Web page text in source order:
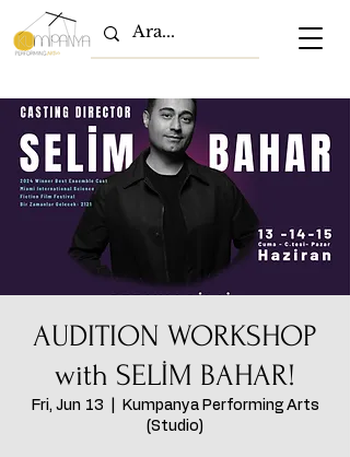
AUDITION WORKSHOP
with SELİM BAHAR!
Fri, Jun 13
Kumpanya Performing Arts
(Studio)